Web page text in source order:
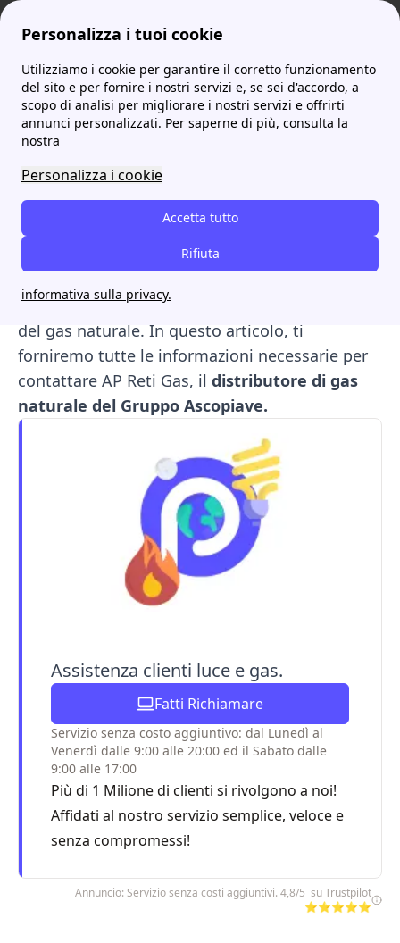
Personalizza i tuoi cookie
Utilizziamo i cookie per garantire il corretto funzionamento
del sito e per fornire i nostri servizi e, se sei d'accordo, a
scopo di analisi per migliorare i nostri servizi e offrirti
annunci personalizzati. Per saperne di più, consulta la
nostra
Personalizza i cookie
Accetta tutto
Rifiuta
informativa sulla privacy.
ProntoBolletta MoreAp Reti Gas Numero Verde AP Reti Gas: Quando e Come Contattare il distributore
Numero Verde AP Reti Gas:
Quando e Come
Contattare il distributore
Il Numero Verde di AP Reti Gas è
attivo dal lunedì al venerdì, dalle 08:00 alle
per interventi legati alla rete di distribuzione
del gas naturale. In questo articolo, ti
forniremo tutte le informazioni necessarie per
contattare AP Reti Gas, il distributore di gas
naturale del Gruppo Ascopiave.
Assistenza clienti luce e gas.
Fatti Richiamare
Servizio senza costo aggiuntivo: dal Lunedì al
Venerdì dalle 9:00 alle 20:00 ed il Sabato dalle
9:00 alle 17:00
Più di 1 Milione di clienti si rivolgono a noi!
Affidati al nostro servizio semplice, veloce e
senza compromessi!
Annuncio: Servizio senza costi aggiuntivi. 4,8/5 su Trustpilot
⭐⭐⭐⭐⭐